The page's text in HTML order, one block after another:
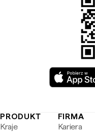
PRODUKT
Kraje
FIRMA
Kariera